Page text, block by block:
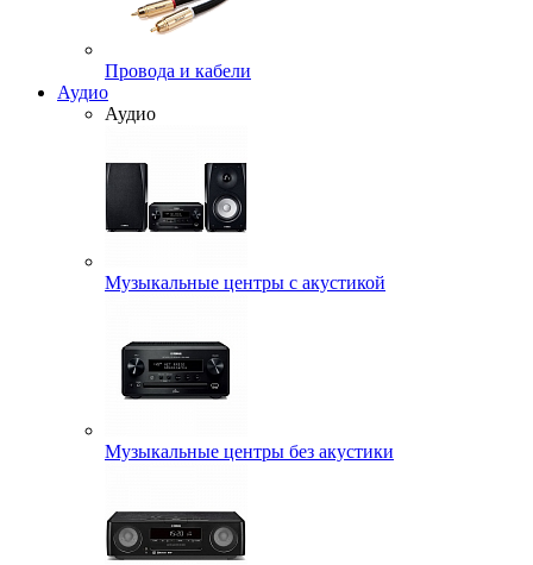
Провода и кабели
Аудио
Аудио
Музыкальные центры с акустикой
Музыкальные центры без акустики